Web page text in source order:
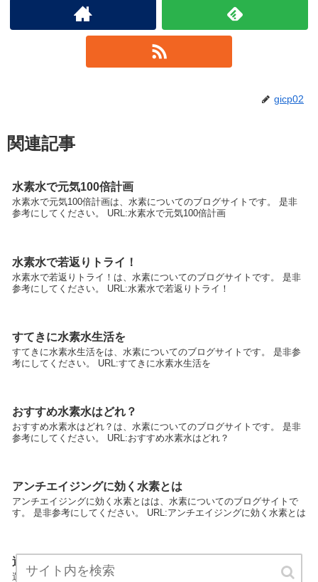
gicp02
関連記事
水素水で元気100倍計画
水素水で元気100倍計画は、水素についてのブログサイトです。 是非
参考にしてください。 URL:水素水で元気100倍計画
水素水で若返りトライ！
水素水で若返りトライ！は、水素についてのブログサイトです。 是非
参考にしてください。 URL:水素水で若返りトライ！
すてきに水素水生活を
すてきに水素水生活をは、水素についてのブログサイトです。 是非参
考にしてください。 URL:すてきに水素水生活を
おすすめ水素水はどれ？
おすすめ水素水はどれ？は、水素についてのブログサイトです。 是非
参考にしてください。 URL:おすすめ水素水はどれ？
アンチエイジングに効く水素とは
アンチエイジングに効く水素とはは、水素についてのブログサイトで
す。 是非参考にしてください。 URL:アンチエイジングに効く水素とは
選ばれる水を飲んでみよう
選ばれる水を飲んでみようは、水素についてのブログサイトです。 是